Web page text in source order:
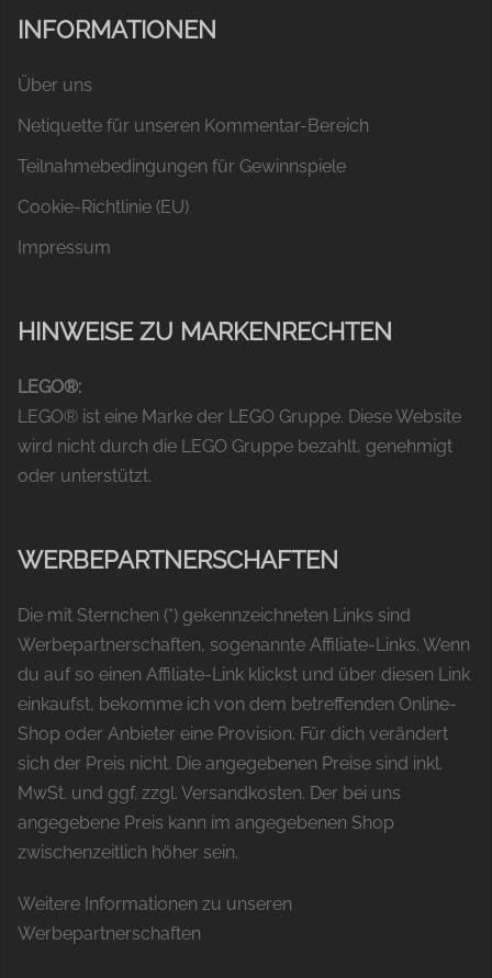
INFORMATIONEN
Über uns
Netiquette für unseren Kommentar-Bereich
Teilnahmebedingungen für Gewinnspiele
Cookie-Richtlinie (EU)
Impressum
HINWEISE ZU MARKENRECHTEN
LEGO®:
LEGO® ist eine Marke der LEGO Gruppe. Diese Website
wird nicht durch die LEGO Gruppe bezahlt, genehmigt
oder unterstützt.
WERBEPARTNERSCHAFTEN
Die mit Sternchen (*) gekennzeichneten Links sind
Werbepartnerschaften, sogenannte Affiliate-Links. Wenn
du auf so einen Affiliate-Link klickst und über diesen Link
einkaufst, bekomme ich von dem betreffenden Online-
Shop oder Anbieter eine Provision. Für dich verändert
sich der Preis nicht. Die angegebenen Preise sind inkl.
MwSt. und ggf. zzgl. Versandkosten. Der bei uns
angegebene Preis kann im angegebenen Shop
zwischenzeitlich höher sein.
Weitere Informationen zu unseren
Werbepartnerschaften